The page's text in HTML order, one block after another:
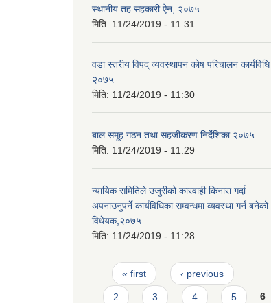
स्थानीय तह सहकारी ऐन, २०७५
मिति: 11/24/2019 - 11:31
वडा स्तरीय विपद् व्यवस्थापन कोष परिचालन कार्यविधि ,
२०७५
मिति: 11/24/2019 - 11:30
बाल समूह गठन तथा सहजीकरण निर्देशिका २०७५
मिति: 11/24/2019 - 11:29
न्यायिक समितिले उजुरीको कारवाही किनारा गर्दा
अपनाउनुपर्ने कार्यविधिका सम्वन्धमा व्यवस्था गर्न बनेको
विधेयक,२०७५
मिति: 11/24/2019 - 11:28
Pages
« first ‹ previous …
2 3 4 5 6